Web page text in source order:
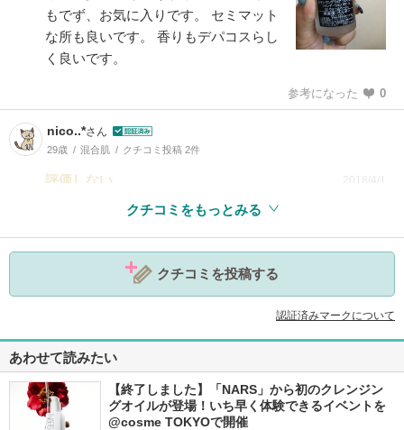
もでず、お気に入りです。 セミマット
な所も良いです。 香りもデパコスらし
く良いです。
参考になった 0
nico..*さん
29歳 混合肌 クチコミ投稿 2件
評価しない 2018/4/1
参考になった 3
クチコミをもっとみる
クチコミを投稿する
認証済みマークについて
あわせて読みたい
【終了しました】「NARS」から初のクレンジン
グオイルが登場！いち早く体験できるイベントを
@cosme TOKYOで開催